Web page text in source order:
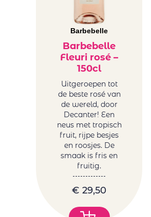
Barbebelle
Barbebelle
Fleuri rosé –
150cl
Uitgeroepen tot
de beste rosé van
de wereld, door
Decanter! Een
neus met tropisch
fruit, rijpe besjes
en roosjes. De
smaak is fris en
fruitig.
€ 29,50